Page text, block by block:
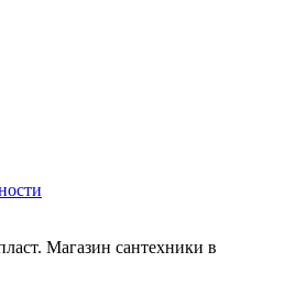
Магазин сантехники в